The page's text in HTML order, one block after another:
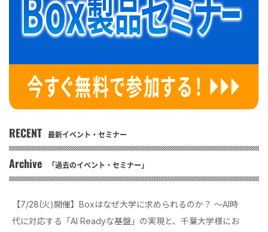
RECENT 最新イベント・セミナー
Archive 「過去のイベント・セミナー」
【7/28(火)開催】Boxはなぜ大学に求められるのか？ 〜AI時
代に対応する「AI Readyな基盤」の実現と、千葉大学様にお